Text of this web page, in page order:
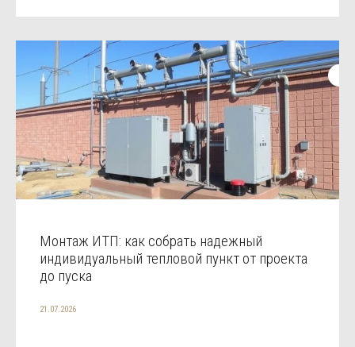
Монтаж ИТП: как собрать надежный
индивидуальный тепловой пункт от проекта
до пуска
21.07.2026